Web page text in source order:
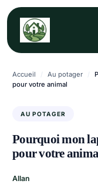
Aller
contenu
Accueil / Au potager /
pour votre animal
AU POTAGER
Pourquoi mon
pour votre
Allan